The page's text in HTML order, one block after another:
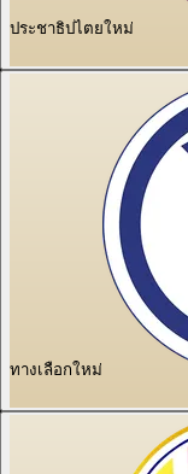
ประชาธิปไตยใหม่
ทางเลือกใหม่